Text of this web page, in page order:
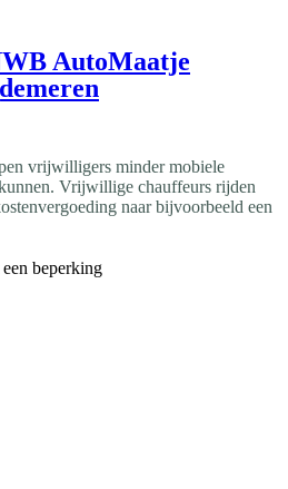
AutoMaatje
vrijwilligers minder mobiele
Vrijwillige chauffeurs rijden
naar bijvoorbeeld een
beperking